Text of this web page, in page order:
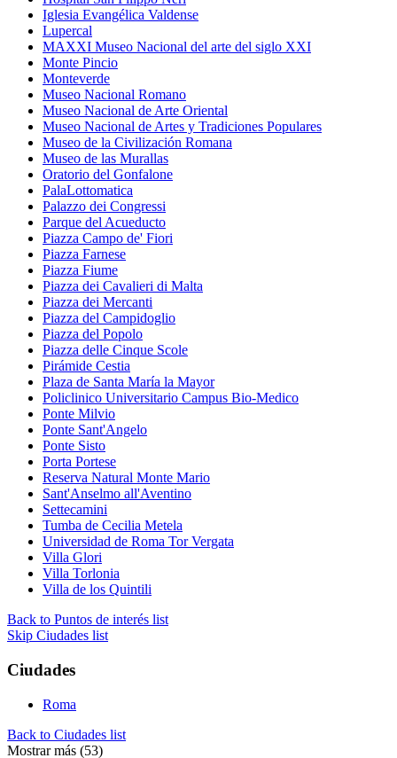
Iglesia Evangélica Valdense
Lupercal
MAXXI Museo Nacional del arte del siglo XXI
Monte Pincio
Monteverde
Museo Nacional Romano
Museo Nacional de Arte Oriental
Museo Nacional de Artes y Tradiciones Populares
Museo de la Civilización Romana
Museo de las Murallas
Oratorio del Gonfalone
PalaLottomatica
Palazzo dei Congressi
Parque del Acueducto
Piazza Campo de' Fiori
Piazza Farnese
Piazza Fiume
Piazza dei Cavalieri di Malta
Piazza dei Mercanti
Piazza del Campidoglio
Piazza del Popolo
Piazza delle Cinque Scole
Pirámide Cestia
Plaza de Santa María la Mayor
Policlinico Universitario Campus Bio-Medico
Ponte Milvio
Ponte Sant'Angelo
Ponte Sisto
Porta Portese
Reserva Natural Monte Mario
Sant'Anselmo all'Aventino
Settecamini
Tumba de Cecilia Metela
Universidad de Roma Tor Vergata
Villa Glori
Villa Torlonia
Villa de los Quintili
Back to Puntos de interés list
Skip Ciudades list
Ciudades
Roma
Back to Ciudades list
Mostrar más (53)